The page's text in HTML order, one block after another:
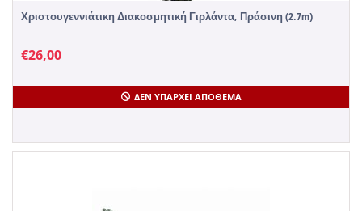
Χριστουγεννιάτικη Διακοσμητική Γιρλάντα, Πράσινη (2.7m)
€26,00
ΔΕΝ ΥΠΆΡΧΕΙ ΑΠΌΘΕΜΑ